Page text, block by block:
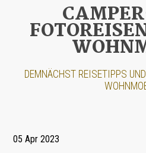
DEMNÄCHST REISETIPPS
05 Apr 2023